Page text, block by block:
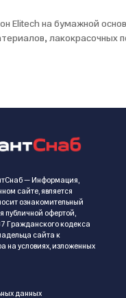
Elitech на бумажной
лакокрасочных
— Информация,
сайте, является
ознакомительный
публичной офертой,
Гражданского кодекса
сайта к
на условиях, изложенных
данных